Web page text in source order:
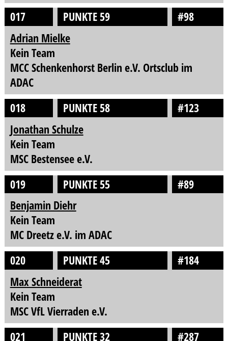
017
PUNKTE 59
#98
Adrian Mielke
Kein Team
MCC Schenkenhorst Berlin e.V. Ortsclub im
ADAC
018
PUNKTE 58
#123
Jonathan Schulze
Kein Team
MSC Bestensee e.V.
019
PUNKTE 55
#89
Benjamin Diehr
Kein Team
MC Dreetz e.V. im ADAC
020
PUNKTE 45
#184
Max Schneiderat
Kein Team
MSC VfL Vierraden e.V.
021
PUNKTE 32 #287